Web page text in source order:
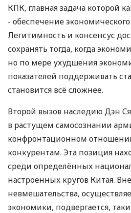
КПК, главная задача которой
- обеспечение экономического
Легитимность и консенсус
сохранять тогда, когда
но по мере ухудшения
показателей поддерживать
становится всё сложнее.
Второй вызов наследию Дэн
в растущем самосознании
конфронтационном
конкурентам. Эта позиция
среди определённых
настроенных кругов Китая.
невмешательства,
экономики, подвергается,